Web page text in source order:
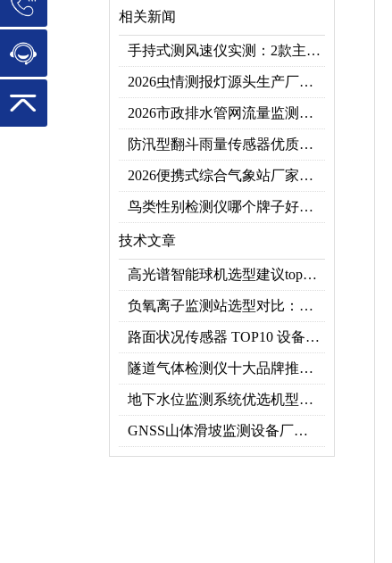
相关新闻
手持式测风速仪实测：2款主流型号参数对比+3类应用场景
2026虫情测报灯源头生产厂家优选推荐：云境天合
2026市政排水管网流量监测系统top10推荐榜：高精度+多维度监测管网环境
防汛型翻斗雨量传感器优质厂家 TOP5 榜首
2026便携式综合气象站厂家排行！应急临时建站首选双品牌
鸟类性别检测仪哪个牌子好？2026禽类性别快速鉴别设备品牌推荐
技术文章
高光谱智能球机选型建议top推荐（附参数表）
负氧离子监测站选型对比：云境天合 TH-FZ5 与天蔚 TW-FZ4 推荐
路面状况传感器 TOP10 设备推荐榜单
隧道气体检测仪十大品牌推荐榜单（2026行业TOP10）
地下水位监测系统优选机型：TH-DSW2深井地下水智能在线监测解决方案
GNSS山体滑坡监测设备厂家实力排行｜2026地质灾害监测优选